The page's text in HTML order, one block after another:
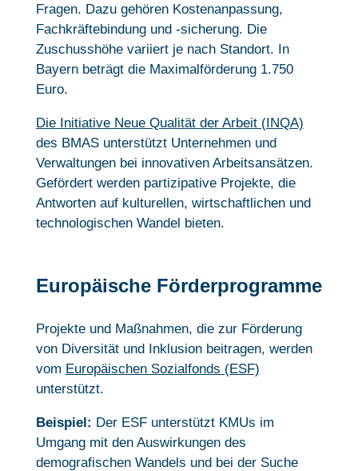
Fragen. Dazu gehören Kostenanpassung,
Fachkräftebindung und -sicherung. Die
Zuschusshöhe variiert je nach Standort. In
Bayern beträgt die Maximalförderung 1.750
Euro.
Die Initiative Neue Qualität der Arbeit (INQA)
des BMAS unterstützt Unternehmen und
Verwaltungen bei innovativen Arbeitsansätzen.
Gefördert werden partizipative Projekte, die
Antworten auf kulturellen, wirtschaftlichen und
technologischen Wandel bieten.
Europäische Förderprogramme
Projekte und Maßnahmen, die zur Förderung
von Diversität und Inklusion beitragen, werden
vom Europäischen Sozialfonds (ESF)
unterstützt.
Beispiel: Der ESF unterstützt KMUs im
Umgang mit den Auswirkungen des
demografischen Wandels und bei der Suche